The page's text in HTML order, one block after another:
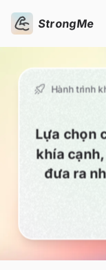
StrongMe
Hành trình
Lựa chọn
khía
đưa ra